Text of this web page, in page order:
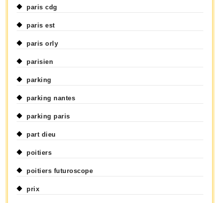
paris cdg
paris est
paris orly
parisien
parking
parking nantes
parking paris
part dieu
poitiers
poitiers futuroscope
prix